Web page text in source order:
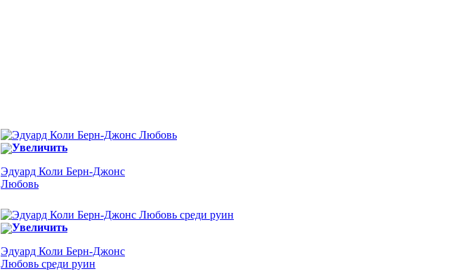
Увеличить
Эдуард Коли Берн-Джонс
Любовь
Увеличить
Эдуард Коли Берн-Джонс
Любовь среди руин